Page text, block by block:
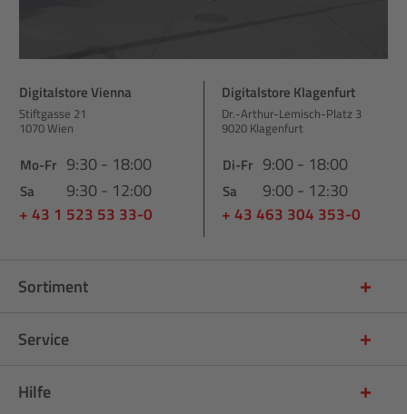
Digitalstore Vienna
Stiftgasse 21
1070 Wien
Mo-Fr 9:30 - 18:00
Sa 9:30 - 12:00
+ 43 1 523 53 33-0
Digitalstore Klagenfurt
Dr.-Arthur-Lemisch-Platz 3
9020 Klagenfurt
Di-Fr 9:00 - 18:00
Sa 9:00 - 12:30
+ 43 463 304 353-0
Sortiment
Service
Hilfe